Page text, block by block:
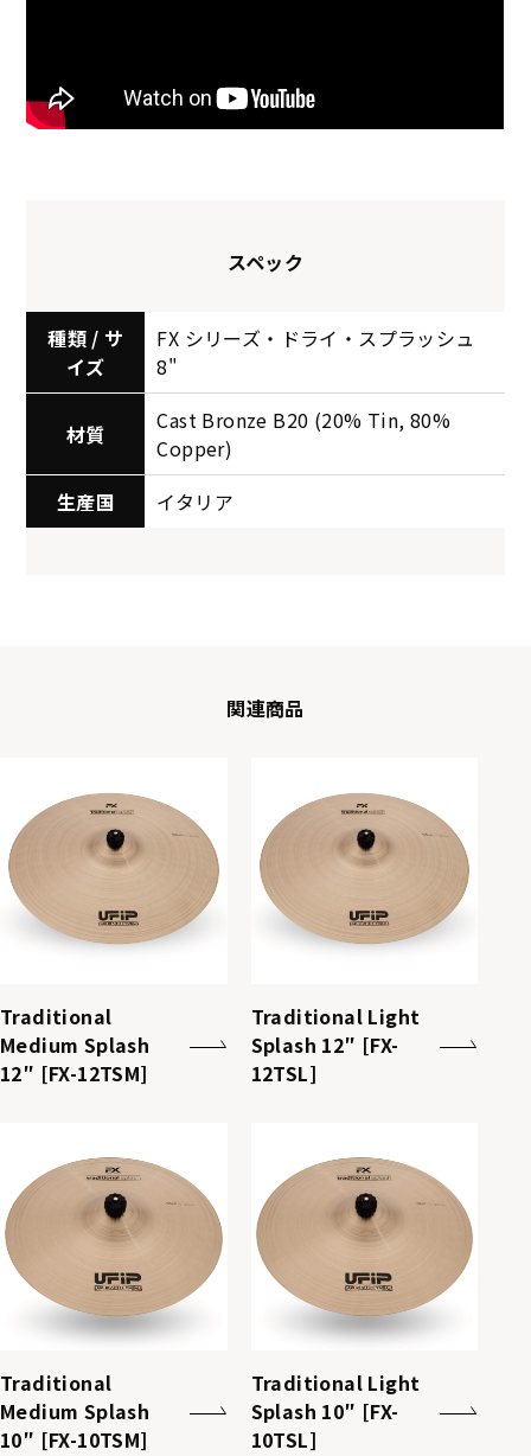
スペック
種類 / サ
イズ
FX シリーズ・ドライ・スプラッシュ
8"
材質
Cast Bronze B20 (20% Tin, 80%
Copper)
生産国
イタリア
関連商品
Traditional
Medium Splash
12″ [FX-12TSM]
Traditional Light
Splash 12″ [FX-
12TSL]
Traditional
Medium Splash
10″ [FX-10TSM]
Traditional Light
Splash 10″ [FX-
10TSL]